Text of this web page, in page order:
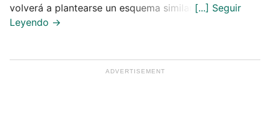
volverá a plantearse un esquema similar.